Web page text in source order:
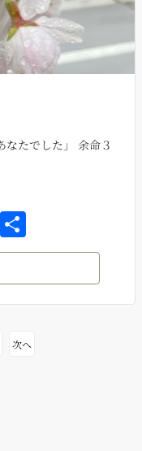
なたでした」 余命３
E
有
次へ